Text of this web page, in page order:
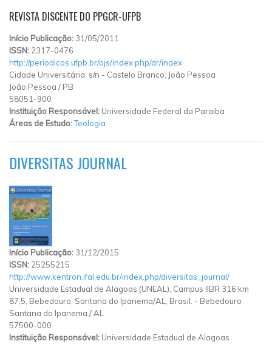
REVISTA DISCENTE DO PPGCR-UFPB
Início Publicação: 31/05/2011
ISSN: 2317-0476
http://periodicos.ufpb.br/ojs/index.php/dr/index
Cidade Universitária, s/n - Castelo Branco, João Pessoa
João Pessoa / PB
58051-900
Instituição Responsável: Universidade Federal da Paraiba
Áreas de Estudo:Teologia
DIVERSITAS JOURNAL
Início Publicação: 31/12/2015
ISSN: 25255215
http://www.kentron.ifal.edu.br/index.php/diversitas_journal/
Universidade Estadual de Alagoas (UNEAL), Campus IIBR 316 km
87,5, Bebedouro, Santana do Ipanema/AL, Brasil. - Bebedouro
Santana do Ipanema /AL
57500-000
Instituição Responsável: Universidade Estadual de Alagoas